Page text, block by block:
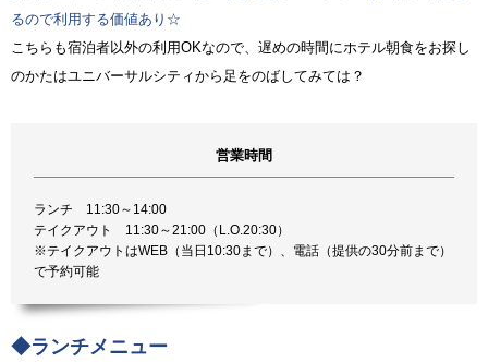
るので利用する価値あり☆
こちらも宿泊者以外の利用OKなので、遅めの時間にホテル朝食をお探し
のかたはユニバーサルシティから足をのばしてみては？
営業時間
ランチ 11:30～14:00
テイクアウト 11:30～21:00（L.O.20:30）
※テイクアウトはWEB（当日10:30まで）、電話（提供の30分前まで）
で予約可能
◆ランチメニュー